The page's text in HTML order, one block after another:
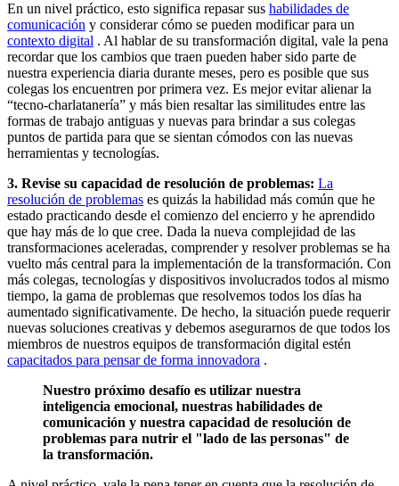
En un nivel práctico, esto significa repasar sus habilidades de
comunicación y considerar cómo se pueden modificar para un
contexto digital . Al hablar de su transformación digital, vale la pena
recordar que los cambios que traen pueden haber sido parte de
nuestra experiencia diaria durante meses, pero es posible que sus
colegas los encuentren por primera vez. Es mejor evitar alienar la
“tecno-charlatanería” y más bien resaltar las similitudes entre las
formas de trabajo antiguas y nuevas para brindar a sus colegas
puntos de partida para que se sientan cómodos con las nuevas
herramientas y tecnologías.
3. Revise su capacidad de resolución de problemas: La
resolución de problemas es quizás la habilidad más común que he
estado practicando desde el comienzo del encierro y he aprendido
que hay más de lo que cree. Dada la nueva complejidad de las
transformaciones aceleradas, comprender y resolver problemas se ha
vuelto más central para la implementación de la transformación. Con
más colegas, tecnologías y dispositivos involucrados todos al mismo
tiempo, la gama de problemas que resolvemos todos los días ha
aumentado significativamente. De hecho, la situación puede requerir
nuevas soluciones creativas y debemos asegurarnos de que todos los
miembros de nuestros equipos de transformación digital estén
capacitados para pensar de forma innovadora .
Nuestro próximo desafío es utilizar nuestra
inteligencia emocional, nuestras habilidades de
comunicación y nuestra capacidad de resolución de
problemas para nutrir el "lado de las personas" de
la transformación.